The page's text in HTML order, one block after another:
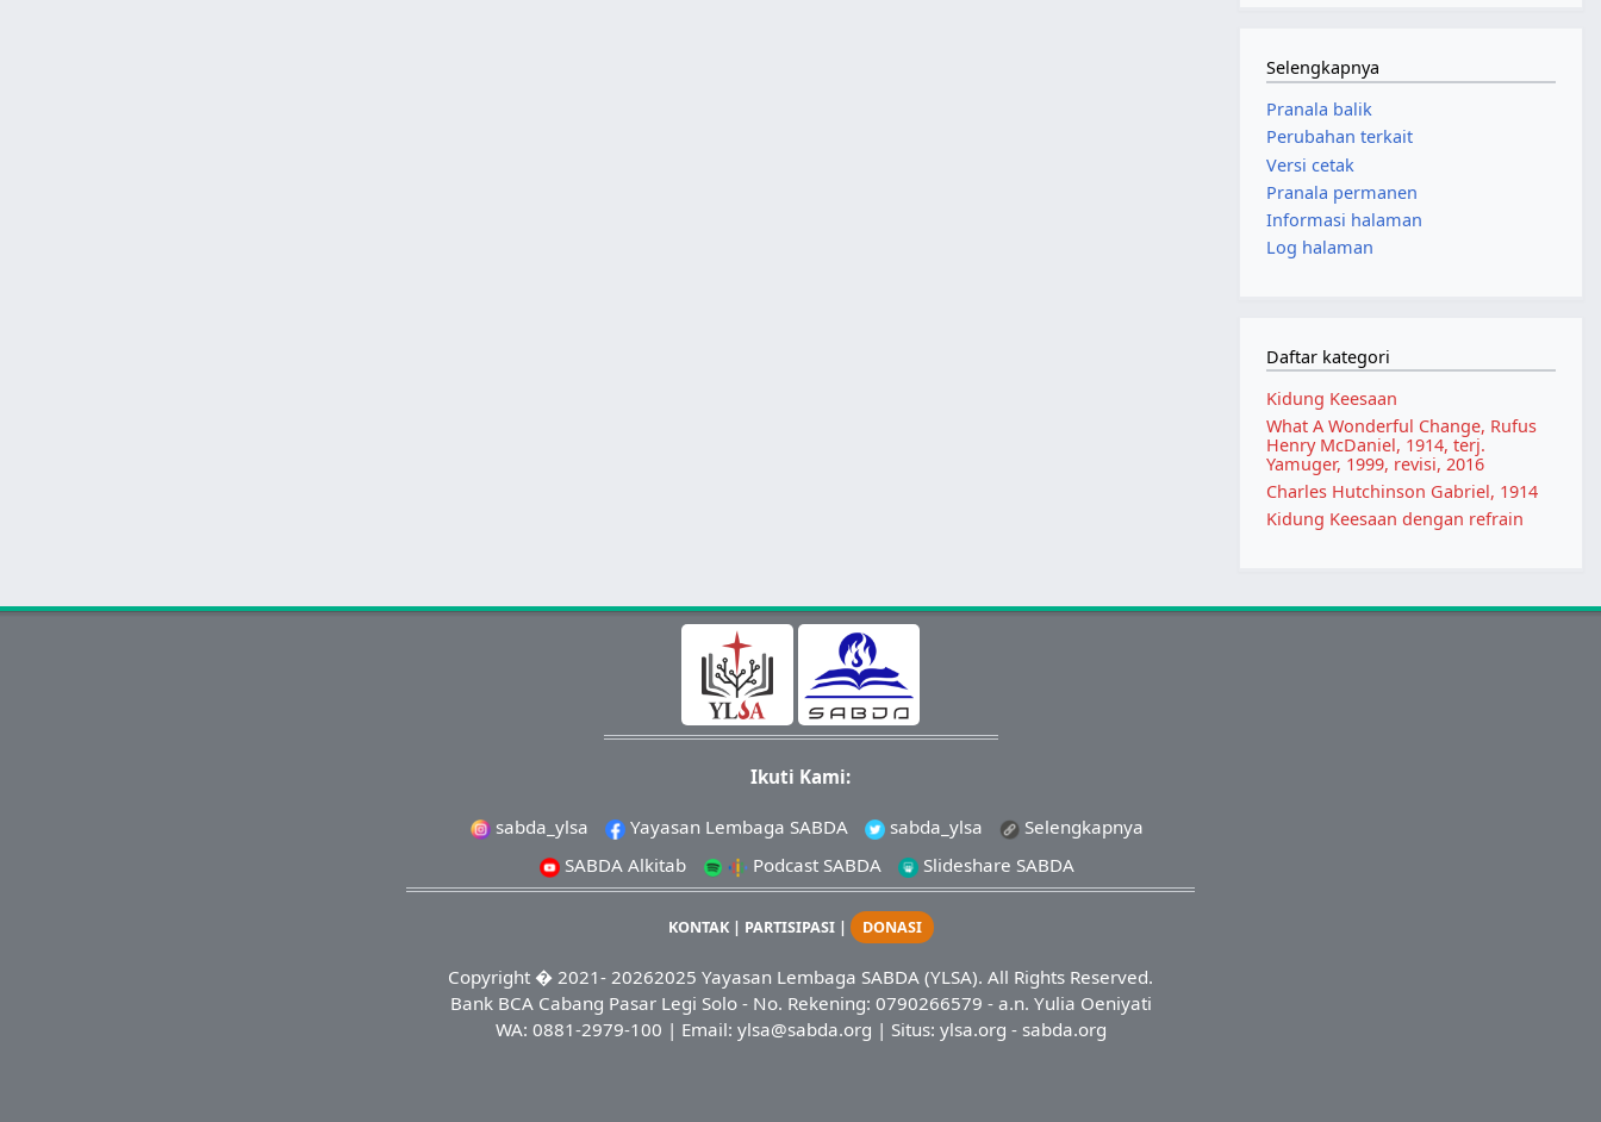
Selengkapnya
Pranala balik
Perubahan terkait
Versi cetak
Pranala permanen
Informasi halaman
Log halaman
Daftar kategori
Kidung Keesaan
What A Wonderful Change, Rufus
Henry McDaniel, 1914, terj.
Yamuger, 1999, revisi, 2016
Charles Hutchinson Gabriel, 1914
Kidung Keesaan dengan refrain
Ikuti Kami:
sabda_ylsa Yayasan Lembaga SABDA sabda_ylsa
Selengkapnya
SABDA Alkitab
Podcast SABDA Slideshare SABDA
KONTAK| PARTISIPASI| DONASI
Copyright � 2021- 20262025 Yayasan Lembaga SABDA (YLSA). All Rights Reserved.
Bank BCA Cabang Pasar Legi Solo - No. Rekening: 0790266579 - a.n. Yulia Oeniyati
WA: 0881-2979-100 | Email: ylsa@sabda.org | Situs: ylsa.org - sabda.org